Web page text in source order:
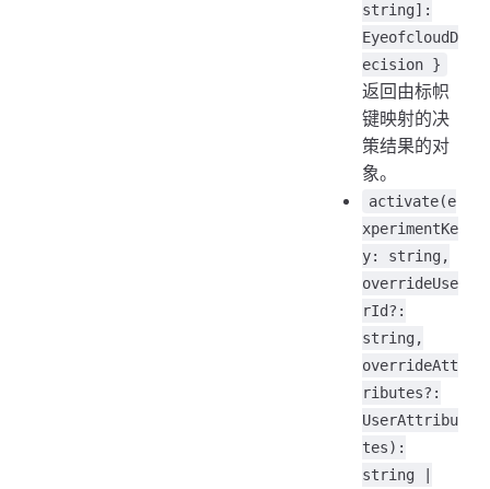
string]:
EyeofcloudD
ecision }
返回由标帜
键映射的决
策结果的对
象。
activate(e
xperimentKe
y: string,
overrideUse
rId?:
string,
overrideAtt
ributes?:
UserAttribu
tes):
string |